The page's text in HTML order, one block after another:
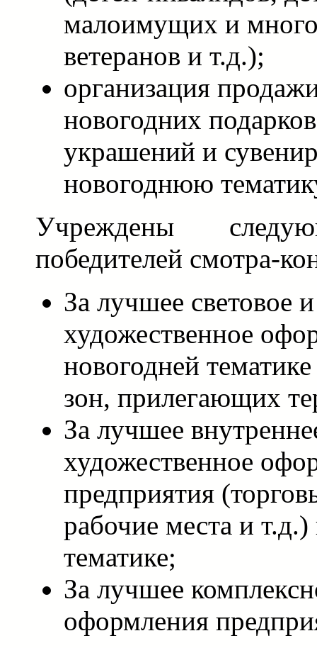
малоимущих и
ветеранов и т.д.);
организация
новогодних
украшений и
новогоднюю
Учреждены
победителей смотра-
За лучшее световое
художественное
новогодней
зон, прилегающих
За лучшее
художественное
предприятия
рабочие места и
тематике;
За лучшее
оформления